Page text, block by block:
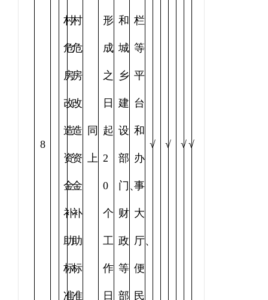
8
村
危
房
改
造
资
金
补
助
标
准
村
危
房
改
造
资
金
补
助
标
准
同
上
形
成
之
日
起
2
0
个
工
作
日
和
城
乡
建
设
部
门、
财
政
等
部
栏
等
平
台
和
办
事
大
厅、
便
民
√ √ √√